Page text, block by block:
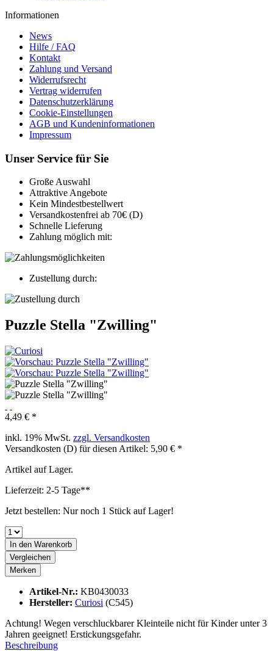
Informationen
News
Hilfe / FAQ
Kontakt
Zahlung und Versand
Widerrufsrecht
Vertrag widerrufen
Datenschutzerklärung
Cookie-Einstellungen
AGB und Kundeninformationen
Impressum
Unser Service für Sie
Große Auswahl
Attraktive Angebote
Kein Mindestbestellwert
Versandkostenfrei ab 70€ (D)
Schnelle Lieferung
Zahlung möglich mit:
Zustellung durch:
Puzzle Stella "Zwilling"
4,49 € *
inkl. 19% MwSt. zzgl. Versandkosten
Versandkosten (D) für diesen Artikel: 5,90 € *
Artikel auf Lager.
Lieferzeit: 2-5 Tage**
Jetzt bestellen: Nur noch 1 Stück auf Lager!
In den Warenkorb
Vergleichen
Merken
Artikel-Nr.: KB0430033
Hersteller: Curiosi (C545)
Achtung! Wegen verschluckbarer Kleinteile nicht für Kinder unter 3
Jahren geeignet! Erstickungsgefahr.
Beschreibung